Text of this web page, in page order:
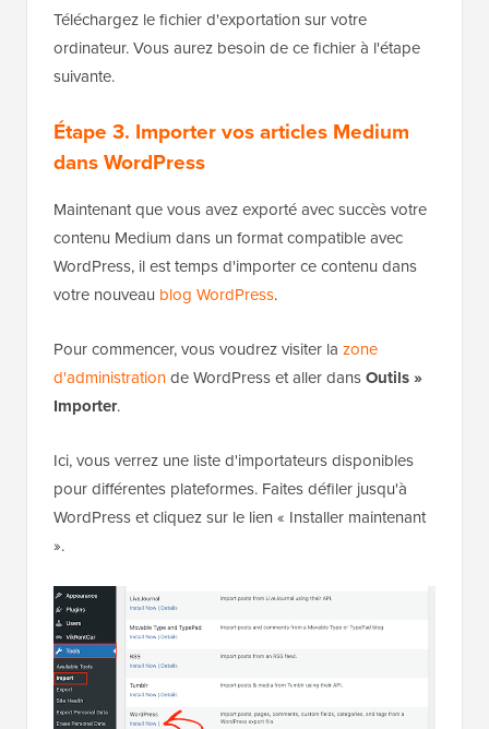
Téléchargez le fichier d'exportation sur votre
ordinateur. Vous aurez besoin de ce fichier à l'étape
suivante.
Étape 3. Importer vos articles Medium
dans WordPress
Maintenant que vous avez exporté avec succès votre
contenu Medium dans un format compatible avec
WordPress, il est temps d'importer ce contenu dans
votre nouveau blog WordPress.
Pour commencer, vous voudrez visiter la zone
d'administrationde WordPress et aller dansOutils »
Importer.
Ici, vous verrez une liste d'importateurs disponibles
pour différentes plateformes. Faites défiler jusqu'à
WordPress et cliquez sur le lien « Installer maintenant
».